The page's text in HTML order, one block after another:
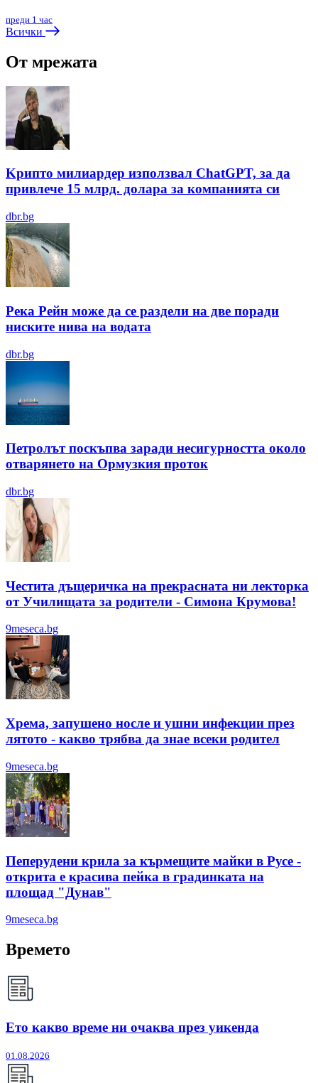
преди 1 час
Всички
От мрежата
Kрипто милиардер използвал ChatGPT, за да
привлече 15 млрд. долара за компанията си
dbr.bg
Река Рейн може да се раздели на две поради
ниските нива на водата
dbr.bg
Петролът поскъпва заради несигурността около
отварянето на Ормузкия проток
dbr.bg
Честита дъщеричка на прекрасната ни лекторка
от Училищата за родители - Симона Крумова!
9meseca.bg
Хрема, запушено носле и ушни инфекции през
лятотo - какво трябва да знае всеки родител
9meseca.bg
Пеперудени крила за кърмещите майки в Русе -
открита е красива пейка в градинката на
площад "Дунав"
9meseca.bg
Времето
Ето какво време ни очаква през уикенда
01.08.2026